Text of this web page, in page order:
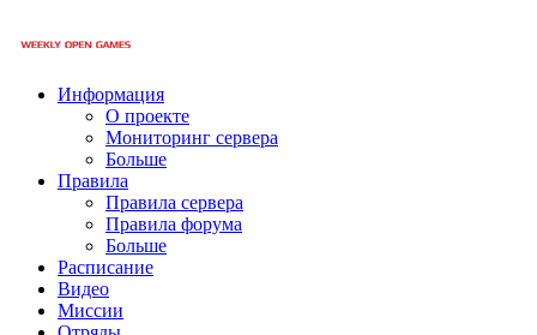
Информация
О проекте
Мониторинг сервера
Больше
Правила
Правила сервера
Правила форума
Больше
Расписание
Видео
Миссии